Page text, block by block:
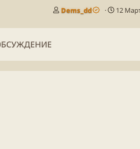
А
т
Dems_dd
Д
т
12